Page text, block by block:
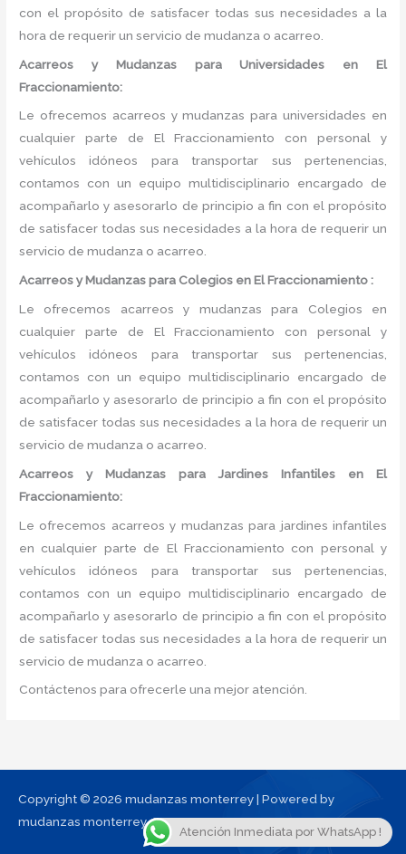
con el propósito de satisfacer todas sus necesidades a la
hora de requerir un servicio de mudanza o acarreo.
Acarreos y Mudanzas para Universidades en El
Fraccionamiento:
Le ofrecemos acarreos y mudanzas para universidades en
cualquier parte de El Fraccionamiento con personal y
vehículos idóneos para transportar sus pertenencias,
contamos con un equipo multidisciplinario encargado de
acompañarlo y asesorarlo de principio a fin con el propósito
de satisfacer todas sus necesidades a la hora de requerir un
servicio de mudanza o acarreo.
Acarreos y Mudanzas para Colegios en El Fraccionamiento :
Le ofrecemos acarreos y mudanzas para Colegios en
cualquier parte de El Fraccionamiento con personal y
vehículos idóneos para transportar sus pertenencias,
contamos con un equipo multidisciplinario encargado de
acompañarlo y asesorarlo de principio a fin con el propósito
de satisfacer todas sus necesidades a la hora de requerir un
servicio de mudanza o acarreo.
Acarreos y Mudanzas para Jardines Infantiles en El
Fraccionamiento:
Le ofrecemos acarreos y mudanzas para jardines infantiles
en cualquier parte de El Fraccionamiento con personal y
vehículos idóneos para transportar sus pertenencias,
contamos con un equipo multidisciplinario encargado de
acompañarlo y asesorarlo de principio a fin con el propósito
de satisfacer todas sus necesidades a la hora de requerir un
servicio de mudanza o acarreo.
Contáctenos para ofrecerle una mejor atención.
Copyright © 2026 mudanzas monterrey | Powered by
mudanzas monterrey
Atención Inmediata por WhatsApp !